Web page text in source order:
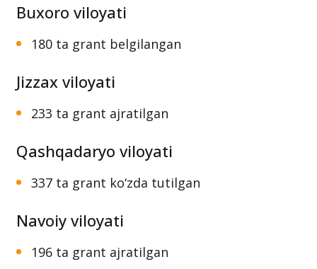
Buxoro viloyati
180 ta grant belgilangan
Jizzax viloyati
233 ta grant ajratilgan
Qashqadaryo viloyati
337 ta grant ko‘zda tutilgan
Navoiy viloyati
196 ta grant ajratilgan